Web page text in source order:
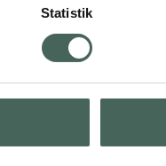
Statistik